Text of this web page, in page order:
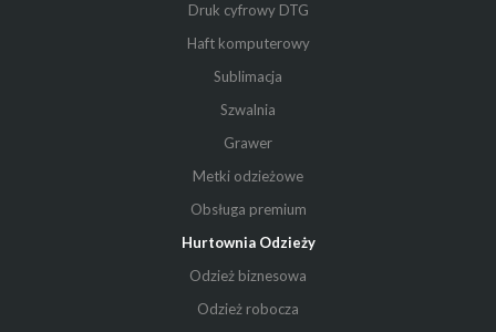
Druk cyfrowy DTG
Haft komputerowy
Sublimacja
Szwalnia
Grawer
Metki odzieżowe
Obsługa premium
Hurtownia Odzieży
Odzież biznesowa
Odzież robocza